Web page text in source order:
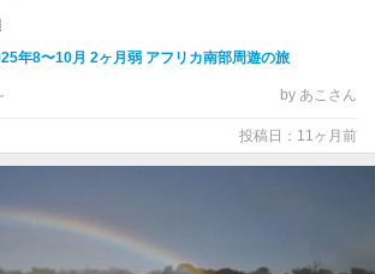
年8〜10月 2ヶ月弱 アフリカ南部周遊の旅
by あこさん
投稿日：11ヶ月前